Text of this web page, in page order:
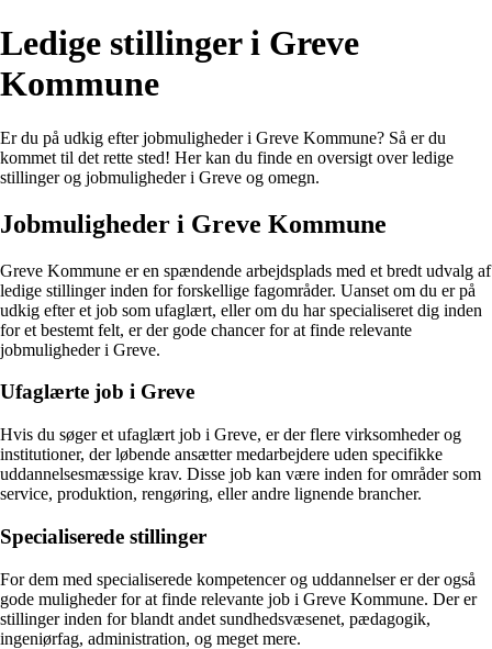
Ledige stillinger i Greve
Kommune
Er du på udkig efter jobmuligheder i Greve Kommune? Så er du
kommet til det rette sted! Her kan du finde en oversigt over ledige
stillinger og jobmuligheder i Greve og omegn.
Jobmuligheder i Greve Kommune
Greve Kommune er en spændende arbejdsplads med et bredt udvalg af
ledige stillinger inden for forskellige fagområder. Uanset om du er på
udkig efter et job som ufaglært, eller om du har specialiseret dig inden
for et bestemt felt, er der gode chancer for at finde relevante
jobmuligheder i Greve.
Ufaglærte job i Greve
Hvis du søger et ufaglært job i Greve, er der flere virksomheder og
institutioner, der løbende ansætter medarbejdere uden specifikke
uddannelsesmæssige krav. Disse job kan være inden for områder som
service, produktion, rengøring, eller andre lignende brancher.
Specialiserede stillinger
For dem med specialiserede kompetencer og uddannelser er der også
gode muligheder for at finde relevante job i Greve Kommune. Der er
stillinger inden for blandt andet sundhedsvæsenet, pædagogik,
ingeniørfag, administration, og meget mere.